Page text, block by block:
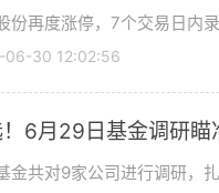
份再度涨停，7个交易日内
06-30 12:02:56
6月29日基金调研瞄
金共对9家公司进行调研，